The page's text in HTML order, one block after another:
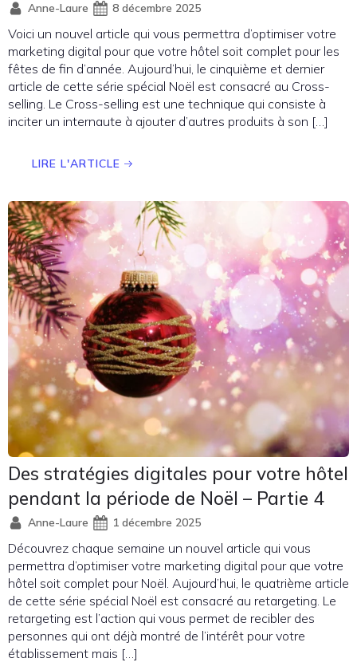
Anne-Laure 8 décembre 2025
Voici un nouvel article qui vous permettra d’optimiser votre
marketing digital pour que votre hôtel soit complet pour les
fêtes de fin d’année. Aujourd’hui, le cinquième et dernier
article de cette série spécial Noël est consacré au Cross-
selling. Le Cross-selling est une technique qui consiste à
inciter un internaute à ajouter d’autres produits à son […]
LIRE L'ARTICLE
Des stratégies digitales pour votre hôtel
pendant la période de Noël – Partie 4
Anne-Laure 1 décembre 2025
Découvrez chaque semaine un nouvel article qui vous
permettra d’optimiser votre marketing digital pour que votre
hôtel soit complet pour Noël. Aujourd’hui, le quatrième article
de cette série spécial Noël est consacré au retargeting. Le
retargeting est l’action qui vous permet de recibler des
personnes qui ont déjà montré de l’intérêt pour votre
établissement mais […]